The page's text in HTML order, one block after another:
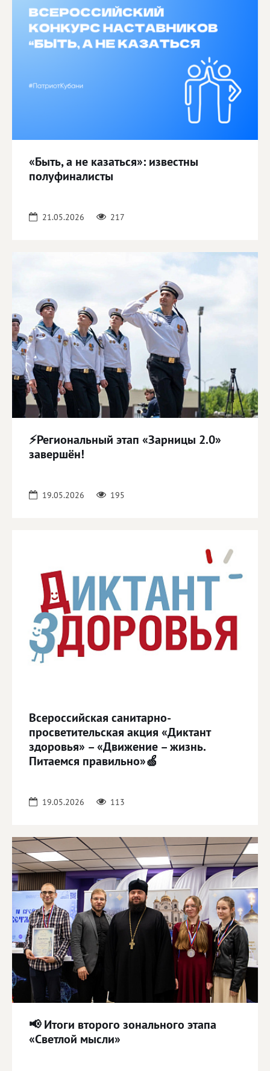
«Быть, а не казаться»: известны
полуфиналисты
21.05.2026 217
⚡️Региональный этап «Зарницы 2.0»
завершён!
19.05.2026 195
Всероссийская санитарно-
просветительская акция «Диктант
здоровья» – «Движение – жизнь.
Питаемся правильно»🍏
19.05.2026 113
📢 Итоги второго зонального этапа
«Светлой мысли»